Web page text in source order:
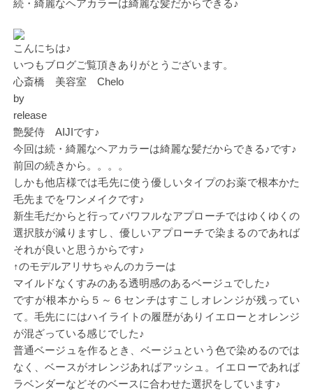
続・綺麗なヘアカラーは綺麗な髪だからできる♪
こんにちは♪
いつもブログご覧頂きありがとうございます。
心斎橋 美容室 Chelo
by
release
艶髪侍 AIJIです♪
今回は続・綺麗なヘアカラーは綺麗な髪だからできる♪です♪
前回の続きから。。。。
しかも他店様では毛先に使う優しいタイプのお薬で根本かた
毛先までをワンメイクです♪
新生毛だからと行ってパワフルなアプローチではゆくゆくの
選択肢が減りますし、優しいアプローチで染まるのであれば
それが良いと思うからです♪
↑のモデルアリサちゃんのカラーは
マイルドなくすみのある透明感のあるベージュでした♪
ですが根本から５～６センチはすこしオレンジが残ってい
て。毛先ににはハイライトの履歴がありイエローとオレンジ
が混ざっている感じでした♪
普通ベージュを作るとき、ベージュという色で染めるのでは
なく、ベースがオレンジあればアッシュ。イエローであれば
ラベンダーなどそのベースに合わせた選択をしています♪